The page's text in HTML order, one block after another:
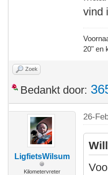
vind
20" en
Zoek
Bedankt door:
LigfietsWilsum
Kilometervreter
26-